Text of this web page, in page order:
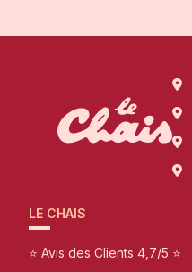
LE CHAIS
⭐ Avis des Clients 4,7/5 ⭐